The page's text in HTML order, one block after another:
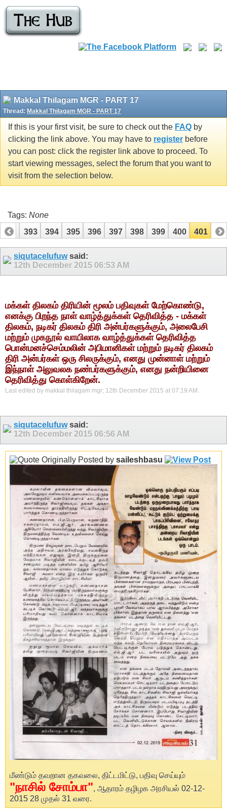
Makkal Thilagam MGR - PART 17
Thread: Makkal Thilagam MGR - PART 17
If this is your first visit, be sure to check out the FAQ by
clicking the link above. You may have to register before
you can post: click the register link above to proceed. To
start viewing messages, select the forum that you want to
visit from the selection below.
Tags: None
392
393 394 395 396 397 398 399 400 401
siqutacelufuwsaid:
12th December 2015 06:53 AM
மக்கள் திலகம் திரியின் மூலம் பதிவுகள் மேற்கொண்டு,
எனக்கு பிறந்த நாள் வாழ்த்துக்கள் தெரிவித்த - மக்கள்
திலகம், நடிகர் திலகம் திரி அன்பர்களுக்கும், அலைபேசி
மற்றும் முகநூல் வாயிலாக வாழ்த்துக்கள் தெரிவித்த
பொன்மனச்செம்மலின் அபிமானிகள் மற்றும் நடிகர் திலகம்
திரி அன்பர்கள் ஒரு சிலருக்கும், எனது முன்னாள் மற்றும்
இந்நாள் அலுவலக நண்பர்களுக்கும், எனது நன்றியினை
தெரிவித்து கொள்கிறேன்.
Last edited by makkal thilagam mgr; 12th December 2015 at 07:19 AM .
siqutacelufuwsaid:
12th December 2015 06:56 AM
Originally Posted by saileshbasu
மீண்டும் தவறான தகவலை, திட்டமிட்டு, பதிவு செய்யும்
"நாசில் சோம்பா", ஆதாரம் தழிழக அரசியல் 02-12-
2015 28 முதல் 31 வரை.